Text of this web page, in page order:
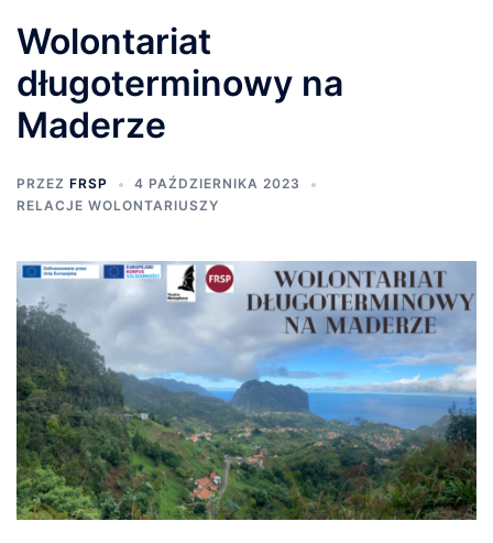
Wolontariat
długoterminowy na
Maderze
PRZEZ FRSP
4 PAŹDZIERNIKA 2023
RELACJE WOLONTARIUSZY